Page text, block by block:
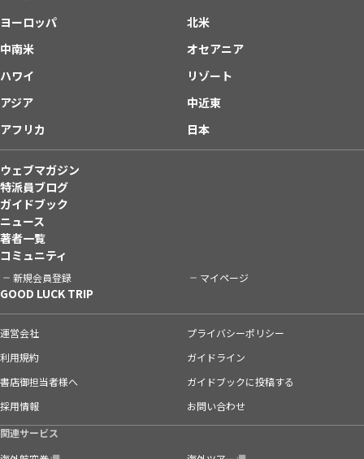
ヨーロッパ
北米
中南米
オセアニア
ハワイ
リゾート
アジア
中近東
アフリカ
日本
ウェブマガジン
特派員ブログ
ガイドブック
ニュース
著者一覧
コミュニティ
新規会員登録 マイページ
GOOD LUCK TRIP
運営会社
プライバシーポリシー
利用規約
ガイドライン
書店御担当者様へ
ガイドブックに投稿する
採用情報
お問い合わせ
関連サービス